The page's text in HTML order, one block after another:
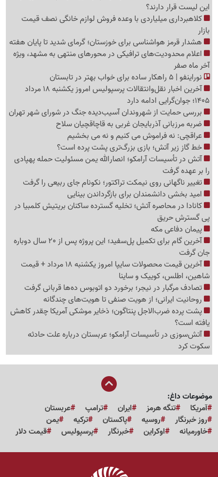
این لیست قرار دارند؟
کلاهبرداری میلیاردی با وعده فروش لوازم خانگی نصف قیمت
بازار
هشدار قرمز هواشناسی برای خوزستان؛ گرمای شدید تا پایان هفته
اعلام محدودیت‌های ترافیکی در محورهای منتهی به مشهد، ویژه
آخر ماه صفر
نوراینفو | 5 راهکار ساده برای خواب بهتر در تابستان
آخرین اخبار نقل‌وانتقالات پرسپولیس امروز یکشنبه 18 مرداد
1405؛ جوان‌گرایی ادامه دارد
بررسی حمایت از شهروندان آسیب‌دیده جنگ در شورای شهر تهران
ضربه مرزبانی آذربایجان غربی به قاچاقچیان سلاح
عراقچی: نه فراموش می کنیم و نه می بخشیم
خط گاز زیر آتش؛ بازی بزرگ‌تری پشت پرده است؟
آتش در تأسیسات آرامکو؛ انصارالله یمن مسئولیت حمله پهپادی
را بر عهده گرفت
تغییر ناگهانی روی نیمکت تراکتور؛ نکونام جای ربیعی را گرفت
امید بخشی دانشمندان برای بازگرداندن بینایی
کانادا در محاصره آتش؛ تخلیه گسترده ساکنان بریتیش کلمبیا در
پی گسترش حریق
پیمان دفاعی مکه
آخرین گام برای تکمیل پل‌سفید؛ این پروژه پس از 20 سال دوباره
جان گرفت
آخرین قیمت محصولات سایپا امروز یکشنبه 18 مرداد + قیمت
شاهین، اطلس، کوییک و ساینا
تصادف مرگبار در نیجر؛ برخورد دو اتوبوس ده‌ها قربانی گرفت
روحانیت ایرانی؛ از هویت صنفی تا هویت‌های چندگانه
پشت پرده ضرب‌الاجل پنتاگون؛ ذخایر موشکی آمریکا چقدر کاهش
یافته است؟
آتش‌سوزی در تأسیسات آرامکو؛ عربستان درباره علت حادثه
سکوت کرد
موضوعات داغ:
آمریکا
تنگه هرمز ایران ترامپ
عربستان
روز خبرنگار
روسیه پاکستان ترکیه
یمن
خاورمیانه
اوکراین خبرنگار پرسپولیس قیمت دلار